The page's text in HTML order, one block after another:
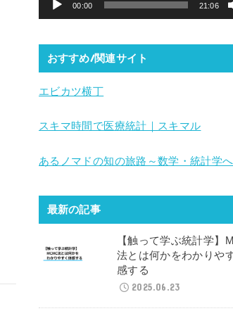
00:00 21:06
おすすめ/関連サイト
エビカツ横丁
スキマ時間で医療統計｜スキマル
あるノマドの知の旅路～数学・統計学
最新の記事
【触って学ぶ統計学】
法とは何かをわかりや
感する
2025.06.23